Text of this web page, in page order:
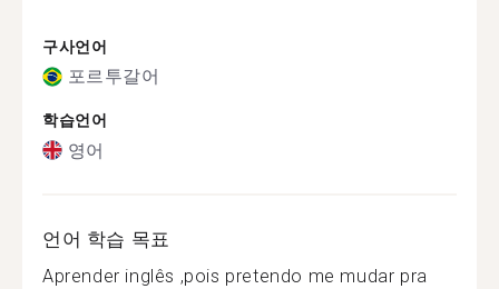
구사언어
포르투갈어
학습언어
영어
언어 학습 목표
Aprender inglês ,pois pretendo me mudar pra